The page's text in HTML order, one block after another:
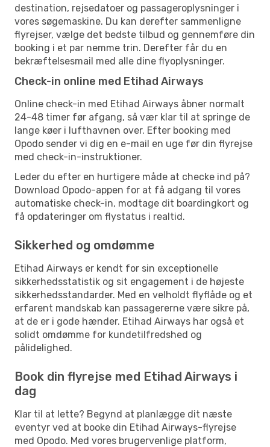
destination, rejsedatoer og passageroplysninger i
vores søgemaskine. Du kan derefter sammenligne
flyrejser, vælge det bedste tilbud og gennemføre din
booking i et par nemme trin. Derefter får du en
bekræftelsesmail med alle dine flyoplysninger.
Check-in online med Etihad Airways
Online check-in med Etihad Airways åbner normalt
24-48 timer før afgang, så vær klar til at springe de
lange køer i lufthavnen over. Efter booking med
Opodo sender vi dig en e-mail en uge før din flyrejse
med check-in-instruktioner.
Leder du efter en hurtigere måde at checke ind på?
Download Opodo-appen for at få adgang til vores
automatiske check-in, modtage dit boardingkort og
få opdateringer om flystatus i realtid.
Sikkerhed og omdømme
Etihad Airways er kendt for sin exceptionelle
sikkerhedsstatistik og sit engagement i de højeste
sikkerhedsstandarder. Med en velholdt flyflåde og et
erfarent mandskab kan passagererne være sikre på,
at de er i gode hænder. Etihad Airways har også et
solidt omdømme for kundetilfredshed og
pålidelighed.
Book din flyrejse med Etihad Airways i
dag
Klar til at lette? Begynd at planlægge dit næste
eventyr ved at booke din Etihad Airways-flyrejse
med Opodo. Med vores brugervenlige platform,